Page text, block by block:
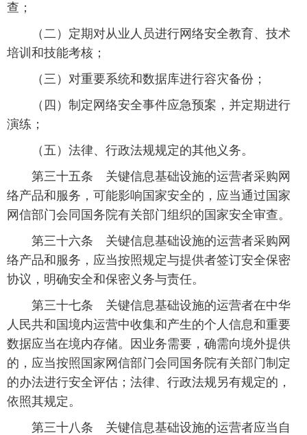
查；
（二）定期对从业人员进行网络安全教育、技术
培训和技能考核；
（三）对重要系统和数据库进行容灾备份；
（四）制定网络安全事件应急预案，并定期进行
演练；
（五）法律、行政法规规定的其他义务。
第三十五条 关键信息基础设施的运营者采购网
络产品和服务，可能影响国家安全的，应当通过国家
网信部门会同国务院有关部门组织的国家安全审查。
第三十六条 关键信息基础设施的运营者采购网
络产品和服务，应当按照规定与提供者签订安全保密
协议，明确安全和保密义务与责任。
第三十七条 关键信息基础设施的运营者在中华
人民共和国境内运营中收集和产生的个人信息和重要
数据应当在境内存储。因业务需要，确需向境外提供
的，应当按照国家网信部门会同国务院有关部门制定
的办法进行安全评估；法律、行政法规另有规定的，
依照其规定。
第三十八条 关键信息基础设施的运营者应当自